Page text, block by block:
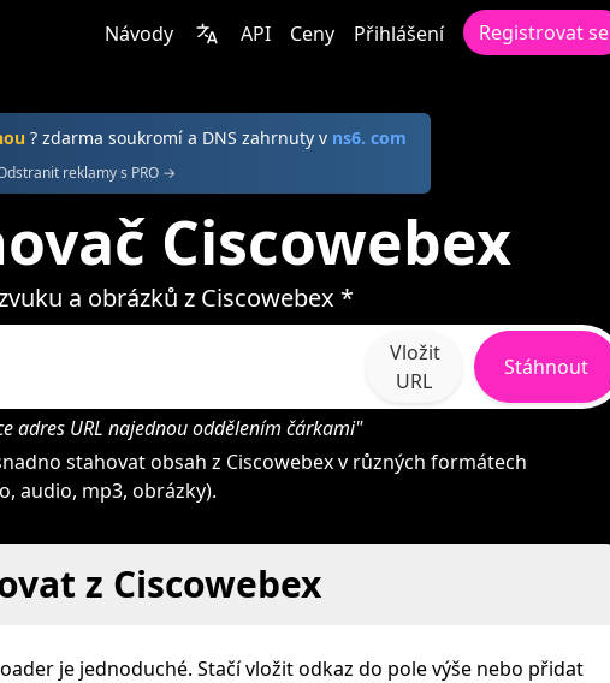
Návody API Ceny Přihlášení Registrovat se
? zdarma soukromí a DNS zahrnuty v ns6. com
reklamy s PRO →
Ciscowebex
a obrázků z Ciscowebex *
Vložit
URL
Stáhnout
adres URL najednou oddělením čárkami"
stahovat obsah z Ciscowebex v různých formátech
audio, mp3, obrázky).
z Ciscowebex
je jednoduché. Stačí vložit odkaz do pole výše nebo přidat